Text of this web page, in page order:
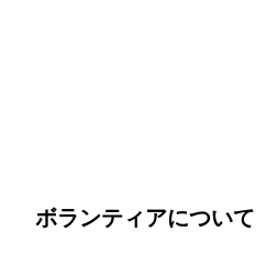
ボランティアについて